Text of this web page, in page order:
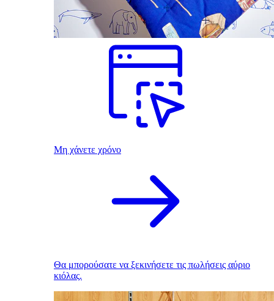
Μη χάνετε χρόνο
Θα μπορούσατε να ξεκινήσετε τις πωλήσεις αύριο
κιόλας.